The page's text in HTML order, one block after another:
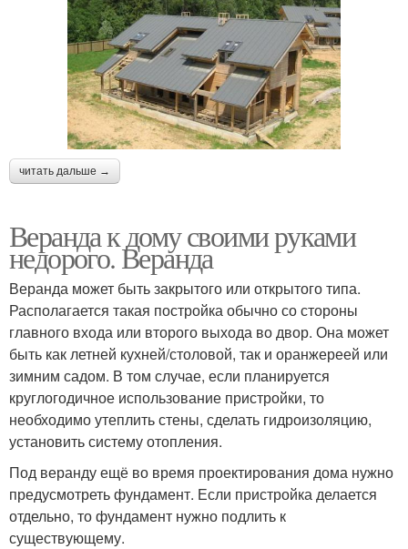
читать дальше →
Веранда к дому своими руками
недорого. Веранда
Веранда может быть закрытого или открытого типа.
Располагается такая постройка обычно со стороны
главного входа или второго выхода во двор. Она может
быть как летней кухней/столовой, так и оранжереей или
зимним садом. В том случае, если планируется
круглогодичное использование пристройки, то
необходимо утеплить стены, сделать гидроизоляцию,
установить систему отопления.
Под веранду ещё во время проектирования дома нужно
предусмотреть фундамент. Если пристройка делается
отдельно, то фундамент нужно подлить к
существующему.